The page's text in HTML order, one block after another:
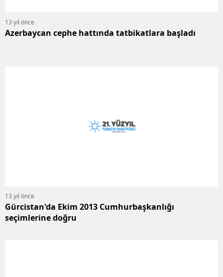
13 yıl önce
Azerbaycan cephe hattında tatbikatlara başladı
13 yıl önce
Gürcistan'da Ekim 2013 Cumhurbaşkanlığı
seçimlerine doğru